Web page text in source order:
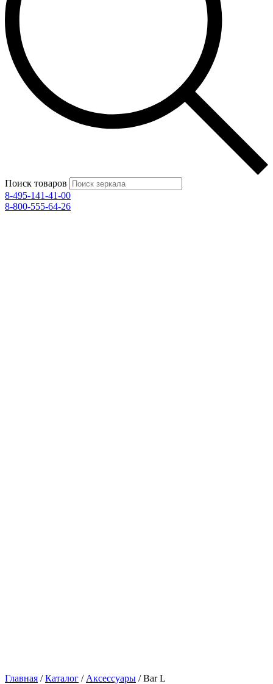
Поиск товаров
8-495-141-41-00
8-800-555-64-26
Главная /Каталог / Аксессуары /Bar L